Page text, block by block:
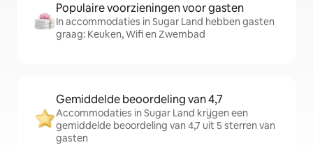
Populaire voorzieningen voor gasten
In accommodaties in Sugar Land hebben gasten
graag: Keuken, Wifi en Zwembad
Gemiddelde beoordeling van 4,7
Accommodaties in Sugar Land krijgen een
gemiddelde beoordeling van 4,7 uit 5 sterren van
gasten